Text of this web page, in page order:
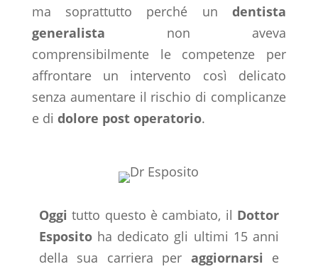
ma soprattutto perché undentista
generalista non aveva
comprensibilmente le competenze per
affrontare un intervento così delicato
senza aumentare il rischio di complicanze
e di dolore post operatorio.
Oggi tutto questo è cambiato, il Dottor
Espositoha dedicato gli ultimi 15 anni
della sua carriera per aggiornarsi e